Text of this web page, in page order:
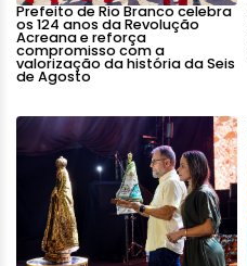
Prefeito de Rio Branco celebra
os 124 anos da Revolução
Acreana e reforça
compromisso com a
valorização da história da Seis
de Agosto